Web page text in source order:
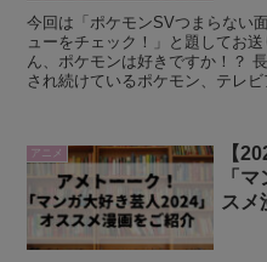
今回は「ポケモンSVつまらない
ューをチェック！」と題してお
ん、ポケモンは好きですか！？
され続けているポケモン、テレ
アニメ
【
「
スメ